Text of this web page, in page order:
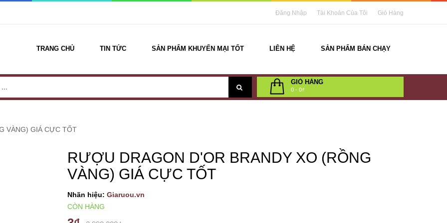
Đăng Nhập Tài Khoản Của Tôi Giỏ Hàng
TRANG CHỦ TIN TỨC SẢN PHẨM KHUYẾN MẠI TỐT LIÊN HỆ SẢN PHẨM BÁN CHẠY
GIỎ HÀNG
0 - 0₫
VÀNG) GIÁ CỰC TỐT
RƯỢU DRAGON D'OR BRANDY XO (RỒNG
VÀNG) GIÁ CỰC TỐT
Nhãn hiệu: Giaruou.vn
CÒN HÀNG